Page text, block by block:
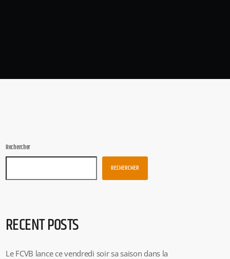
Rechercher
RECHERCHER
RECENT POSTS
Le FCVB lance ce vendredi soir sa saison dans la